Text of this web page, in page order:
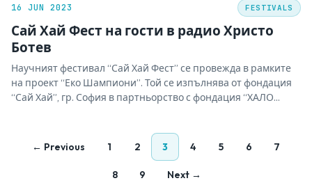
на учебната година работят по стъпките на…
16 JUN 2023 FESTIVALS
Сай Хай Фест на гости в радио Христо
Ботев
Научният фестивал “Сай Хай Фест” се провежда в рамките
на проект “Еко Шампиони”. Той се изпълнява от фондация
“Сай Хай”, гр. София в партньорство с фондация “ХАЛО
финансовата подкрепа на фонд “Активни граждани…
← Previous 1 2 3 4 5 6 7
8 9 Next →